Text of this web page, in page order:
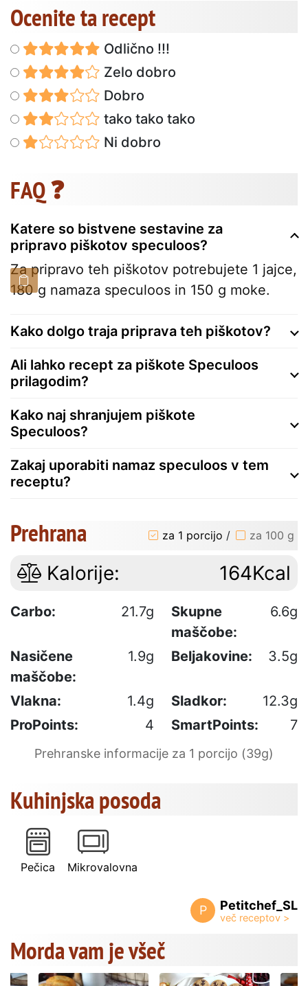
Ocenite ta recept
Odlično !!!
Zelo dobro
Dobro
tako tako tako
Ni dobro
FAQ ❓
Katere so bistvene sestavine za
pripravo piškotov speculoos?
Za pripravo teh piškotov potrebujete 1 jajce,
180 g namaza speculoos in 150 g moke.
Kako dolgo traja priprava teh piškotov?
Ali lahko recept za piškote Speculoos
prilagodim?
Kako naj shranjujem piškote
Speculoos?
Zakaj uporabiti namaz speculoos v tem
receptu?
Prehrana za 1 porcijo / za 100 g
Kalorije: 164Kcal
Carbo: 21.7g
Skupne
maščobe:
6.6g
Nasičene
maščobe:
1.9g Beljakovine: 3.5g
Vlakna: 1.4g Sladkor:
12.3g
ProPoints:
4 SmartPoints: 7
Prehranske informacije za 1 porcijo (39g)
Kuhinjska posoda
Pečica Mikrovalovna
P Petitchef_SL
Morda vam je všeč